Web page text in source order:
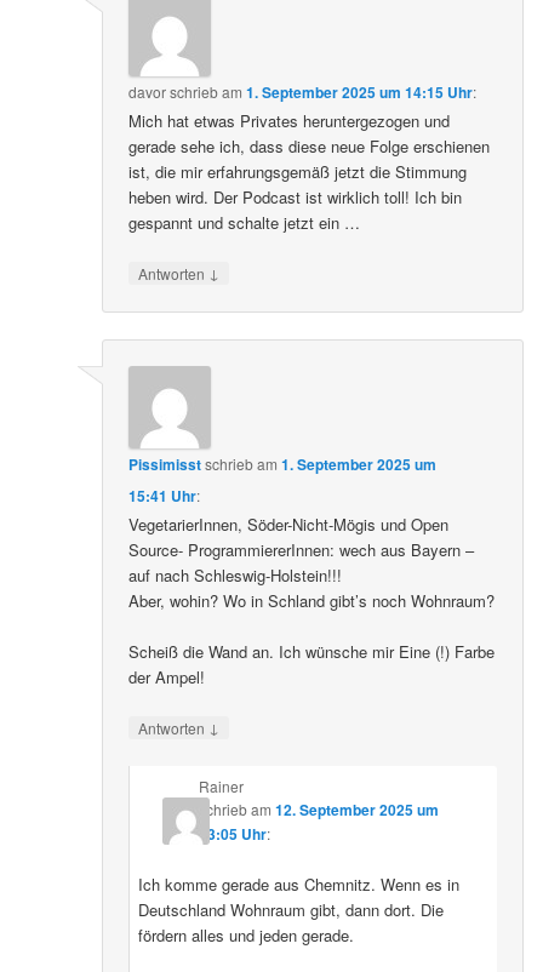
davorschriebam1. September 2025 um 14:15 Uhr:
Mich hat etwas Privates heruntergezogen und
gerade sehe ich, dass diese neue Folge erschienen
ist, die mir erfahrungsgemäß jetzt die Stimmung
heben wird. Der Podcast ist wirklich toll! Ich bin
gespannt und schalte jetzt ein …
Antworten ↓
Pissimisstschriebam1. September 2025 um
15:41 Uhr:
VegetarierInnen, Söder-Nicht-Mögis und Open
Source- ProgrammiererInnen: wech aus Bayern –
auf nach Schleswig-Holstein!!!
Aber, wohin? Wo in Schland gibt’s noch Wohnraum?
Scheiß die Wand an. Ich wünsche mir Eine (!) Farbe
der Ampel!
Antworten ↓
Rainer
schriebam 12. September 2025 um
23:05 Uhr:
Ich komme gerade aus Chemnitz. Wenn es in
Deutschland Wohnraum gibt, dann dort. Die
fördern alles und jeden gerade.